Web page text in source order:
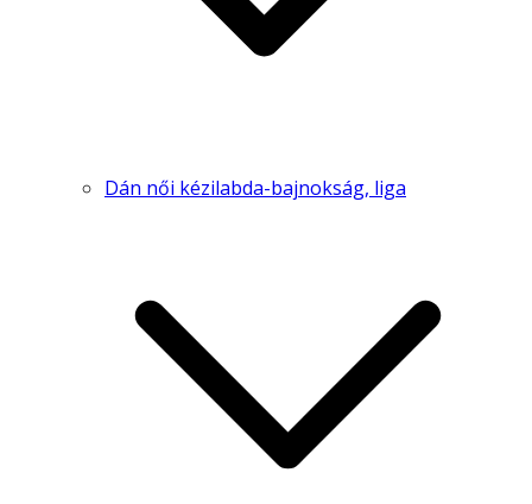
Dán női kézilabda-bajnokság, liga